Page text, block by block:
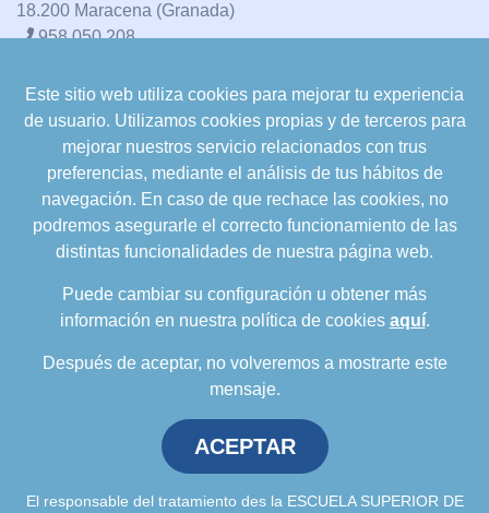
18.200 Maracena (Granada)
958 050 208
formacion@cualifica2.es
SEDE POZO ALCÓN
Pol. Ind. "La Asomadilla",
Nave 5-6 y anexos
23485 Pozo Alcón (Jaén)
958 050 208
958 991 970
Política de privacidad.Política de cookies
Política de Calidad.Comunicación a
proveedores
Este sitio web utiliza cookies para mejorar tu experiencia
de usuario. Utilizamos cookies propias y de terceros para
mejorar nuestros servicio relacionados con trus
preferencias, mediante el análisis de tus hábitos de
navegación. En caso de que rechace las cookies, no
podremos asegurarle el correcto funcionamiento de las
distintas funcionalidades de nuestra página web.
Puede cambiar su configuración u obtener más
información en nuestra política de cookies aquí.
Después de aceptar, no volveremos a mostrarte este
mensaje.
ACEPTAR
El responsable del tratamiento des la ESCUELA SUPERIOR DE